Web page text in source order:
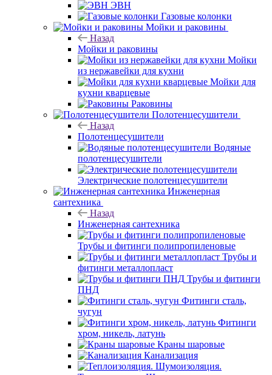
ЭВН
Газовые колонки
Мойки и раковины
Назад
Мойки и раковины
Мойки
из нержавейки для кухни
Мойки для
кухни кварцевые
Раковины
Полотенцесушители
Назад
Полотенцесушители
Водяные
полотенцесушители
Электрические полотенцесушители
Инженерная
сантехника
Назад
Инженерная сантехника
Трубы и фитинги полипропиленовые
Трубы и
фитинги металлопласт
Трубы и фитинги
ПНД
Фитинги сталь,
чугун
Фитинги
хром, никель, латунь
Краны шаровые
Канализация